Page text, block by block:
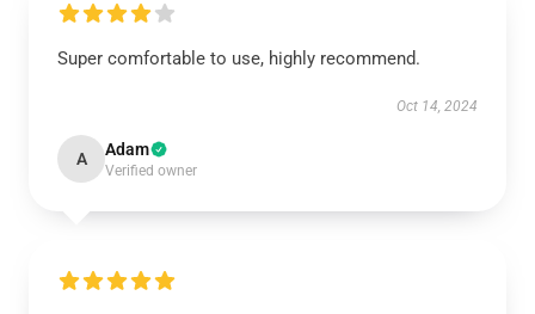
Super comfortable to use, highly recommend.
Oct 14, 2024
A Adam
Verified owner